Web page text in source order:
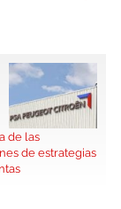
de las
de estrategias